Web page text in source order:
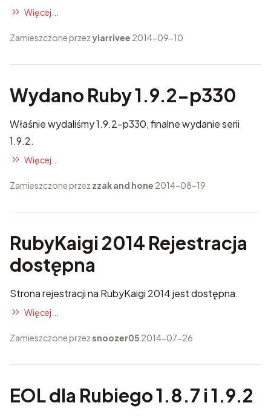
Więcej...
Zamieszczone przezylarrivee 2014-09-10
Wydano Ruby 1.9.2-p330
Właśnie wydaliśmy 1.9.2-p330, finalne wydanie serii
1.9.2.
Więcej...
Zamieszczone przez zzak and hone 2014-08-19
RubyKaigi 2014 Rejestracja
dostępna
Strona rejestracji na RubyKaigi 2014jest dostępna.
Więcej...
Zamieszczone przez snoozer05 2014-07-26
EOL dla Rubiego 1.8.7 i 1.9.2